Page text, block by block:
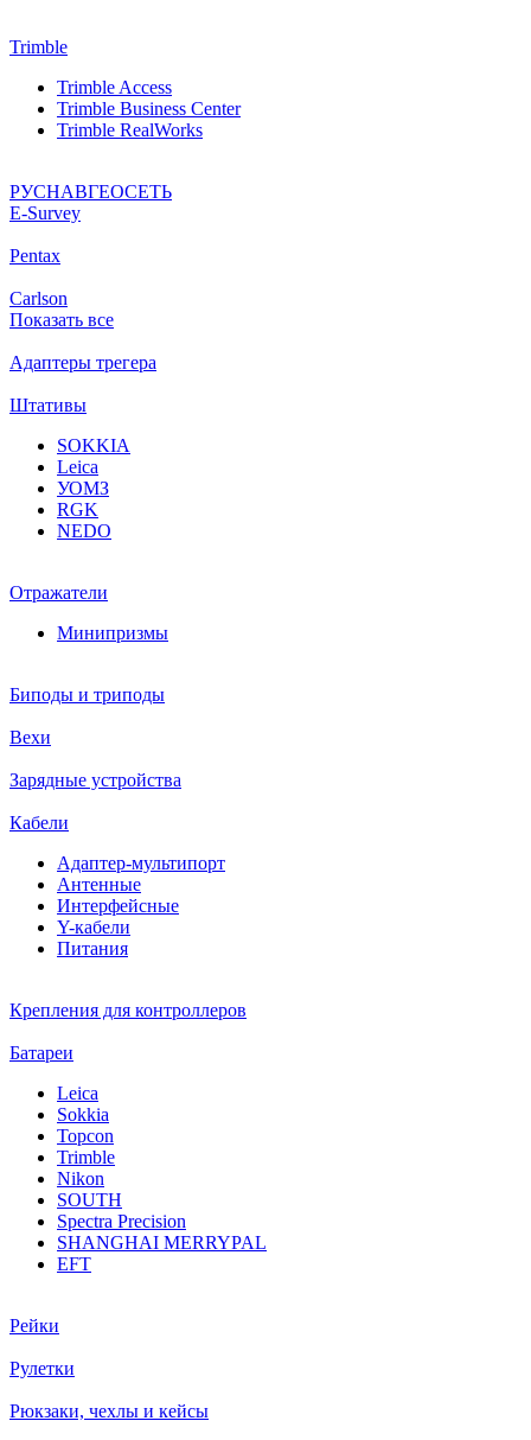
Trimble
Trimble Access
Trimble Business Center
Trimble RealWorks
РУСНАВГЕОСЕТЬ
Е-Survey
Pentax
Carlson
Показать все
Адаптеры трегера
Штативы
SOKKIA
Leica
УОМЗ
RGK
NEDO
Отражатели
Минипризмы
Биподы и триподы
Вехи
Зарядные устройства
Кабели
Адаптер-мультипорт
Антенные
Интерфейсные
Y-кабели
Питания
Крепления для контроллеров
Батареи
Leica
Sokkia
Topcon
Trimble
Nikon
SOUTH
Spectra Precision
SHANGHAI MERRYPAL
EFT
Рейки
Рулетки
Рюкзаки, чехлы и кейсы